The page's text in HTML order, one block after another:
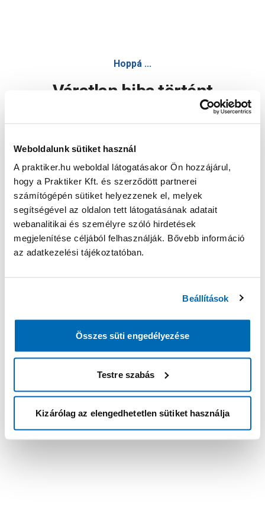
Weboldalunk sütiket használ
A praktiker.hu weboldal látogatásakor Ön hozzájárul,
hogy a Praktiker Kft. és szerződött partnerei
számítógépén sütiket helyezzenek el, melyek
segítségével az oldalon tett látogatásának adatait
webanalitikai és személyre szóló hirdetések
megjelenítése céljából felhasználják. Bővebb információ
az adatkezelési tájékoztatóban.
Beállítások
Összes süti engedélyezése
Testre szabás
Kizárólag az elengedhetetlen sütiket használja
Hoppá ...
Váratlan hiba történt
Oldal újratöltése